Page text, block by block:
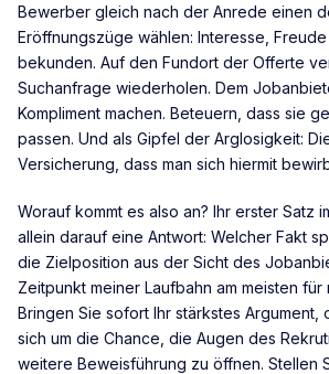
Bewerber gleich nach der Anrede einen
Eröffnungszüge wählen: Interesse,
bekunden. Auf den Fundort der Offerte
Suchanfrage wiederholen. Dem
Kompliment machen. Beteuern, dass sie
passen. Und als Gipfel der Arglosigkeit:
Versicherung, dass man sich hiermit
Worauf kommt es also an? Ihr erster Satz
allein darauf eine Antwort: Welcher Fakt
die Zielposition aus der Sicht des
Zeitpunkt meiner Laufbahn am meisten
Bringen Sie sofort Ihr stärkstes Argument,
sich um die Chance, die Augen des
weitere Beweisführung zu öffnen. Stellen